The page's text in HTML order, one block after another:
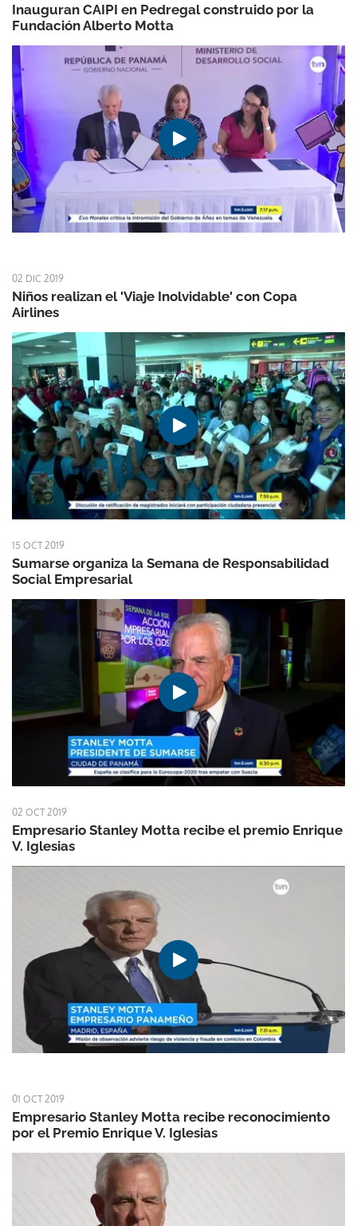
Inauguran CAIPI en Pedregal construido por la
Fundación Alberto Motta
02 DIC 2019
Niños realizan el 'Viaje Inolvidable' con Copa
Airlines
15 OCT 2019
Sumarse organiza la Semana de Responsabilidad
Social Empresarial
02 OCT 2019
Empresario Stanley Motta recibe el premio Enrique
V. Iglesias
01 OCT 2019
Empresario Stanley Motta recibe reconocimiento
por el Premio Enrique V. Iglesias